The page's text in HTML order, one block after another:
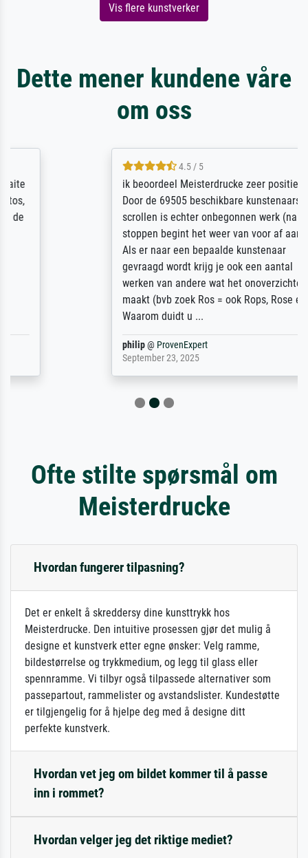
Vis flere kunstverker
Dette mener kundene våre
om oss
4.5 / 5
ik beoordeel Meisterdrucke zeer positief.
Door de 69505 beschikbare kunstenaars
scrollen is echter onbegonnen werk (na
stoppen begint het weer van voor af aan).
Als er naar een bepaalde kunstenaar
gevraagd wordt krijg je ook een aantal
werken van andere wat het onoverzichtelijk
maakt (bvb zoek Ros = ook Rops, Rose etc).
Waarom duidt u ...
ProvenExpert
September 23, 2025
Ofte stilte spørsmål om
Meisterdrucke
Hvordan fungerer tilpasning?
Det er enkelt å skreddersy dine kunsttrykk hos
Meisterdrucke. Den intuitive prosessen gjør det mulig å
designe et kunstverk etter egne ønsker: Velg ramme,
bildestørrelse og trykkmedium, og legg til glass eller
spennramme. Vi tilbyr også tilpassede alternativer som
passepartout, rammelister og avstandslister. Kundestøtte
er tilgjengelig for å hjelpe deg med å designe ditt
perfekte kunstverk.
Hvordan vet jeg om bildet kommer til å passe
inn i rommet?
Hvordan velger jeg det riktige mediet?